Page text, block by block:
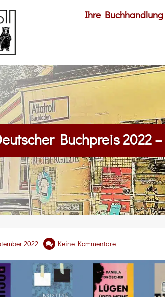
Ihre
Buchpreis 2022
2022 Keine Kommentare